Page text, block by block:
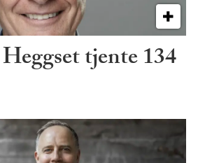
tjente 134